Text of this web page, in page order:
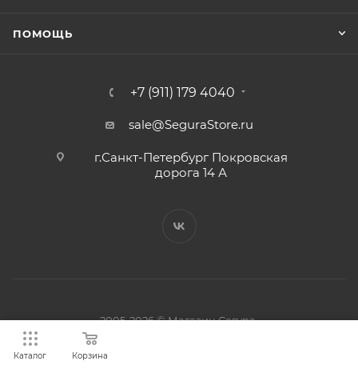
ПОМОЩЬ
+7 (911) 179 4040
sale@SeguraStore.ru
г.Санкт-Петербург Покровская
дорога 14 А
2005-2026 © Магазин Сегура.
ООО “Север-З” ИНН 7810734771
Каталог Корзина